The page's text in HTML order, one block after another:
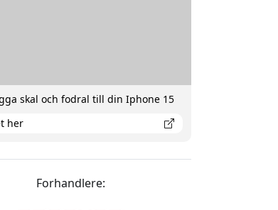
skal och fodral till din Iphone 15
her
Forhandlere: